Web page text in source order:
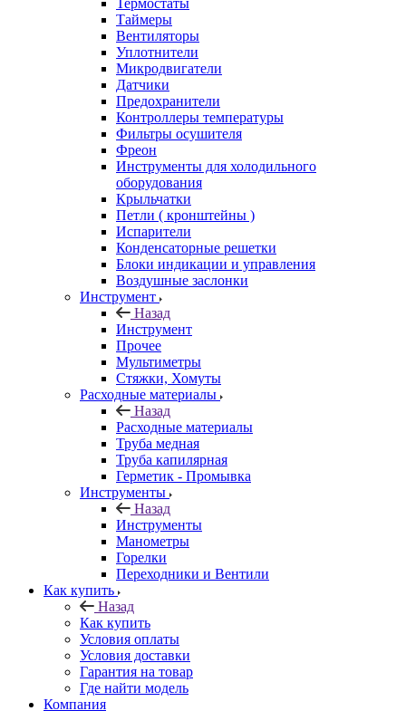
Термостаты
Таймеры
Вентиляторы
Уплотнители
Микродвигатели
Датчики
Предохранители
Контроллеры температуры
Фильтры осушителя
Фреон
Инструменты для холодильного
оборудования
Крыльчатки
Петли ( кронштейны )
Испарители
Конденсаторные решетки
Блоки индикации и управления
Воздушные заслонки
Инструмент
Назад
Инструмент
Прочее
Мультиметры
Стяжки, Хомуты
Расходные материалы
Назад
Расходные материалы
Труба медная
Труба капилярная
Герметик - Промывка
Инструменты
Назад
Инструменты
Манометры
Горелки
Переходники и Вентили
Как купить
Назад
Как купить
Условия оплаты
Условия доставки
Гарантия на товар
Где найти модель
Компания